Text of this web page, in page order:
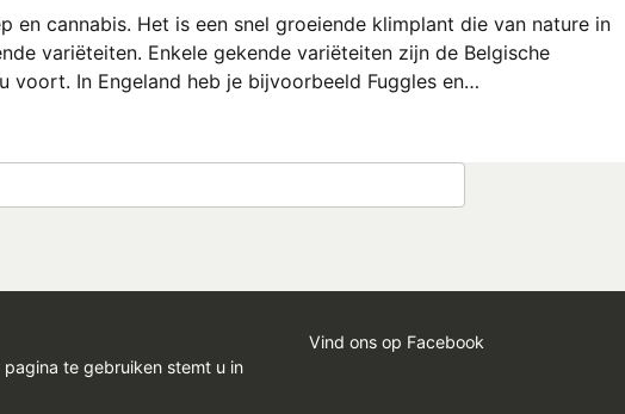
cannabis. Het is een snel groeiende klimplant die van nature in
variëteiten. Enkele gekende variëteiten zijn de Belgische
voort. In Engeland heb je bijvoorbeeld Fuggles en…
te gebruiken stemt u in
Vind ons op Facebook